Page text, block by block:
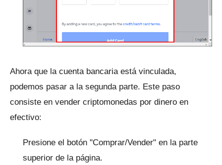
Ahora que la cuenta bancaria está vinculada,
podemos pasar a la segunda parte. Este paso
consiste en vender criptomonedas por dinero en
efectivo:
Presione el botón "Comprar/Vender" en la parte
superior de la página.